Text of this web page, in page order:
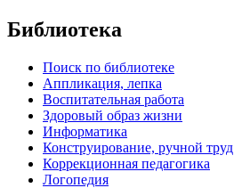
Библиотека
Поиск по библиотеке
Аппликация, лепка
Воспитательная работа
Здоровый образ жизни
Информатика
Конструирование, ручной труд
Коррекционная педагогика
Логопедия